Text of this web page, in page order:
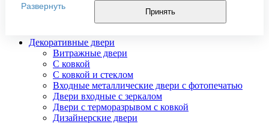
Стальные двери 3 мм
Стальные двери 4 мм
Декоративные двери
Витражные двери
С ковкой
С ковкой и стеклом
Входные металлические двери с фотопечатью
Двери входные с зеркалом
Двери с терморазрывом с ковкой
Дизайнерские двери
местоположении, устройстве, действиях на сайте и т. п.)
для функционирования сайта, проведения
использования систем аналитики (например,
Яндекс.Метрика), в соответствии с нашей
обработки персональных данных.
Если вы не хотите, чтобы ваши данные обрабатывались,
настройте ограничения в браузере или покиньте сайт.
Развернуть
Принять